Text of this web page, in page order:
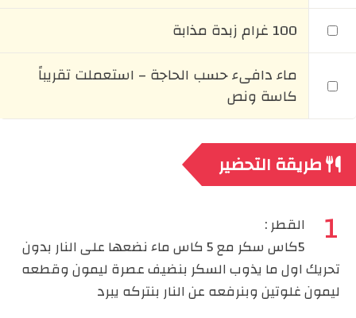
100 غرام زبدة مذابة
ماء دافىء حسب الحاجة – استعملت تقريباً
كاسة ونص
طريقة التحضير
القطر :
5كاس سكر مع 5 كاس ماء نضعها على النار بدون
تحريك اول ما يذوب السكر بنضيف عصرة ليمون وقطعه
ليمون غلوتين وبنرفعه عن النار بنتركه يبرد